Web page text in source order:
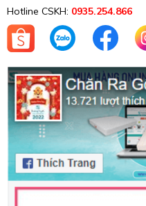
Hotline CSKH: 0935.254.866